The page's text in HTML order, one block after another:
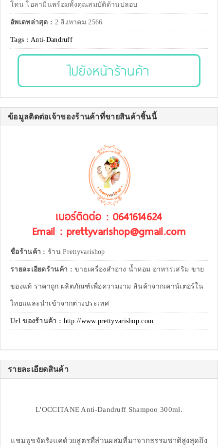
โทน โอลามีนพร้อมทั้งคุณสมบัติด้านปลอบ
อัพเดทล่าสุด : 2 สิงหาคม 2566
Tags :Anti-Dandruff
ไปยังหน้าร้านค้า
ข้อมูลติดต่อเจ้าของร้านค้าที่ขายสินค้าชิ้นนี้
เบอร์ติดต่อ : 0641614624
Email : prettyvarishop@gmail.com
ชื่อร้านค้า : ร้าน Prettyvarishop
รายละเอียดร้านค้า :ขายเครื่องสำอาง น้ำหอม อาหารเสริม ขาย
ของแท้ ราคาถูก ผลิตภัณฑ์เพื่อความงาม สินค้าจากเคาน์เตอร์ใน
ไทยแและนำเข้าจากต่างประเทศ
Url ของร้านค้า : http://www.prettyvarishop.com
รายละเอียดสินค้า
L'OCCITANE Anti-Dandruff Shampoo 300ml.
แชมพูขจัดรังแคด้วยสูตรที่ส่วนผสมที่มาจากธรรมชาติสูงสุดถึง